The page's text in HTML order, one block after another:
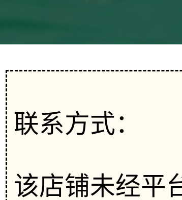
联系方式：
该店铺未经平